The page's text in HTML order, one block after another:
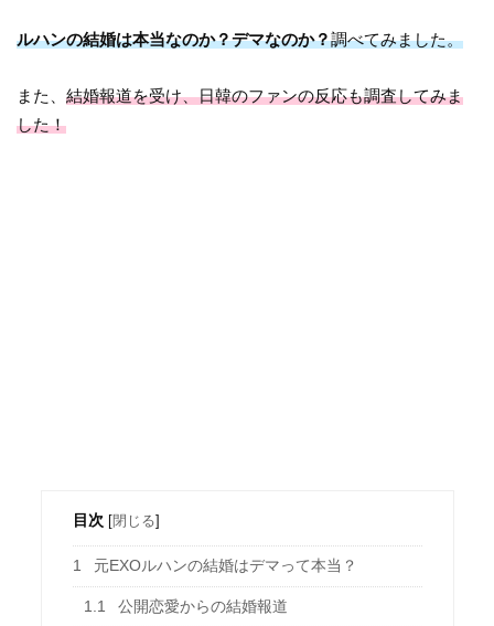
ルハンの結婚は本当なのか？デマなのか？調べてみました。
また、結婚報道を受け、日韓のファンの反応も調査してみま
した！
目次 [閉じる]
1 元EXOルハンの結婚はデマって本当？
1.1 公開恋愛からの結婚報道